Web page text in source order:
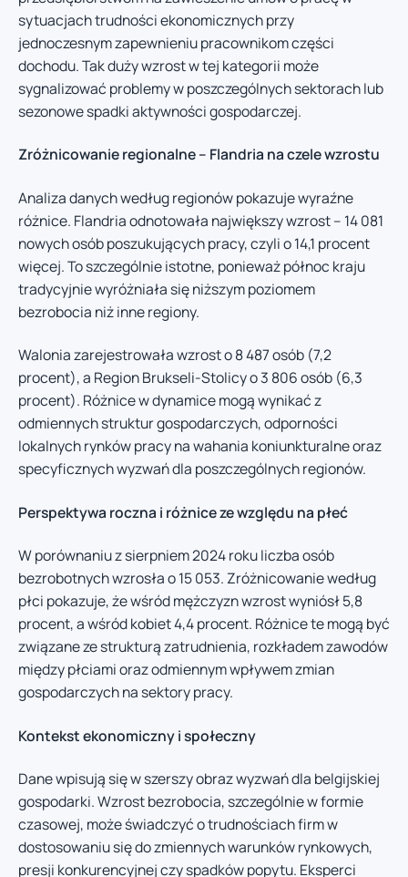
sytuacjach trudności ekonomicznych przy
jednoczesnym zapewnieniu pracownikom części
dochodu. Tak duży wzrost w tej kategorii może
sygnalizować problemy w poszczególnych sektorach lub
sezonowe spadki aktywności gospodarczej.
Zróżnicowanie regionalne – Flandria na czele wzrostu
Analiza danych według regionów pokazuje wyraźne
różnice. Flandria odnotowała największy wzrost – 14 081
nowych osób poszukujących pracy, czyli o 14,1 procent
więcej. To szczególnie istotne, ponieważ północ kraju
tradycyjnie wyróżniała się niższym poziomem
bezrobocia niż inne regiony.
Walonia zarejestrowała wzrost o 8 487 osób (7,2
procent), a Region Brukseli-Stolicy o 3 806 osób (6,3
procent). Różnice w dynamice mogą wynikać z
odmiennych struktur gospodarczych, odporności
lokalnych rynków pracy na wahania koniunkturalne oraz
specyficznych wyzwań dla poszczególnych regionów.
Perspektywa roczna i różnice ze względu na płeć
W porównaniu z sierpniem 2024 roku liczba osób
bezrobotnych wzrosła o 15 053. Zróżnicowanie według
płci pokazuje, że wśród mężczyzn wzrost wyniósł 5,8
procent, a wśród kobiet 4,4 procent. Różnice te mogą być
związane ze strukturą zatrudnienia, rozkładem zawodów
między płciami oraz odmiennym wpływem zmian
gospodarczych na sektory pracy.
Kontekst ekonomiczny i społeczny
Dane wpisują się w szerszy obraz wyzwań dla belgijskiej
gospodarki. Wzrost bezrobocia, szczególnie w formie
czasowej, może świadczyć o trudnościach firm w
dostosowaniu się do zmiennych warunków rynkowych,
presji konkurencyjnej czy spadków popytu. Eksperci